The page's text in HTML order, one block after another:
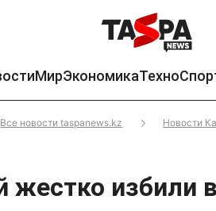
МирЭкономикаТехно
Все новости taspanews.kz Новости
жестко избили в